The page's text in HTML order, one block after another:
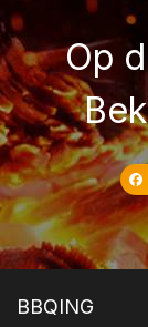
Op
BBQING